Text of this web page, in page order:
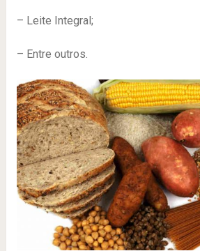
– Leite Integral;
– Entre outros.